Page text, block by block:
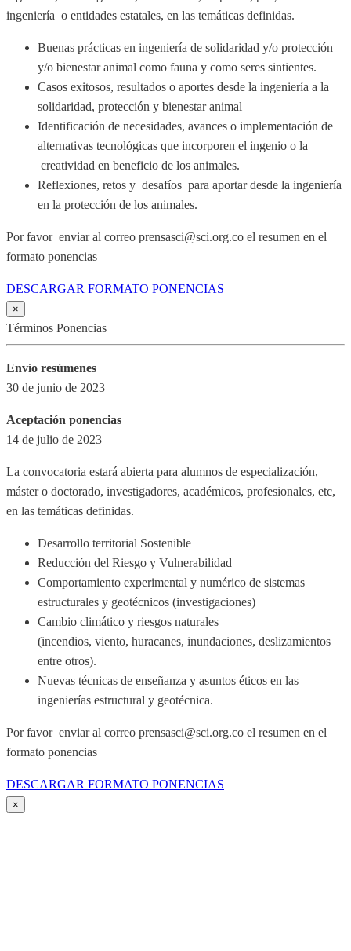
ingeniería o entidades estatales, en las temáticas definidas.
Buenas prácticas en ingeniería de solidaridad y/o protección
y/o bienestar animal como fauna y como seres sintientes.
Casos exitosos, resultados o aportes desde la ingeniería a la
solidaridad, protección y bienestar animal
Identificación de necesidades, avances o implementación de
alternativas tecnológicas que incorporen el ingenio o la
creatividad en beneficio de los animales.
Reflexiones, retos y desafíos para aportar desde la ingeniería
en la protección de los animales.
Por favor enviar al correo prensasci@sci.org.co el resumen en el
formato ponencias
DESCARGAR FORMATO PONENCIAS
×
Términos Ponencias
Envío resúmenes
30 de junio de 2023
Aceptación ponencias
14 de julio de 2023
La convocatoria estará abierta para alumnos de especialización,
máster o doctorado, investigadores, académicos, profesionales, etc,
en las temáticas definidas.
Desarrollo territorial Sostenible
Reducción del Riesgo y Vulnerabilidad
Comportamiento experimental y numérico de sistemas
estructurales y geotécnicos (investigaciones)
Cambio climático y riesgos naturales
(incendios, viento, huracanes, inundaciones, deslizamientos
entre otros).
Nuevas técnicas de enseñanza y asuntos éticos en las
ingenierías estructural y geotécnica.
Por favor enviar al correo prensasci@sci.org.co el resumen en el
formato ponencias
DESCARGAR FORMATO PONENCIAS
×